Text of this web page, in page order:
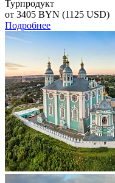
Турпродукт
от 3405 BYN (1125 USD)
Подробнее